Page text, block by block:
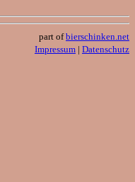
part ofbierschinken.net
Impressum | Datenschutz